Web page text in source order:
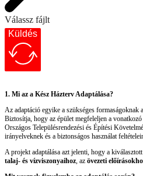
Válassz fájlt
Küldés
1. Mi az a Kész Házterv Adaptálása?
Az adaptáció egyike a szükséges formaságoknak
Biztosítja, hogy az épület megfeleljen a
Országos Településrendezési és Építési
irányelveknek és a biztonságos használat
A projekt adaptálása azt jelenti, hogy a
talaj- és vízviszonyaihoz, az övezeti